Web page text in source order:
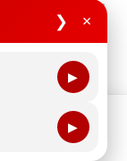
❯ ×
▶
▶
Intelectual
de Datos
experiencia de
de uso de